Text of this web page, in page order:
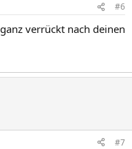
#6
verrückt nach deinen
#7